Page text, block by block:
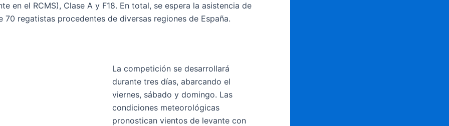
en el RCMS), Clase A y F18. En total, se espera la asistencia de
70 regatistas procedentes de diversas regiones de España.
La competición se desarrollará
durante tres días, abarcando el
viernes, sábado y domingo. Las
condiciones meteorológicas
pronostican vientos de levante con